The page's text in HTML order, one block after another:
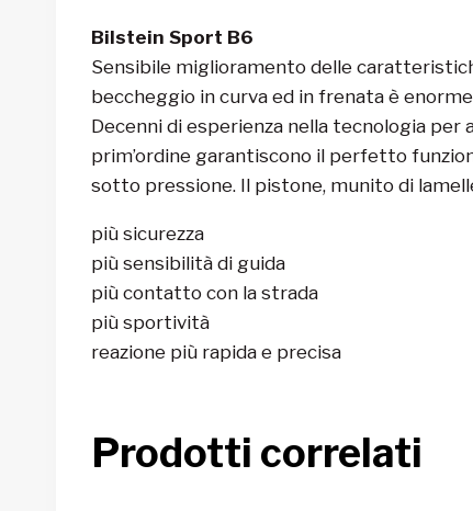
Bilstein Sport B6
Sensibile miglioramento delle
beccheggio in curva ed in frenata è
Decenni di esperienza nella tecnologia
prim’ordine garantiscono il perfetto
sotto pressione. Il pistone, munito di
più sicurezza
più sensibilità di guida
più contatto con la strada
più sportività
reazione più rapida e precisa
Prodotti correlati